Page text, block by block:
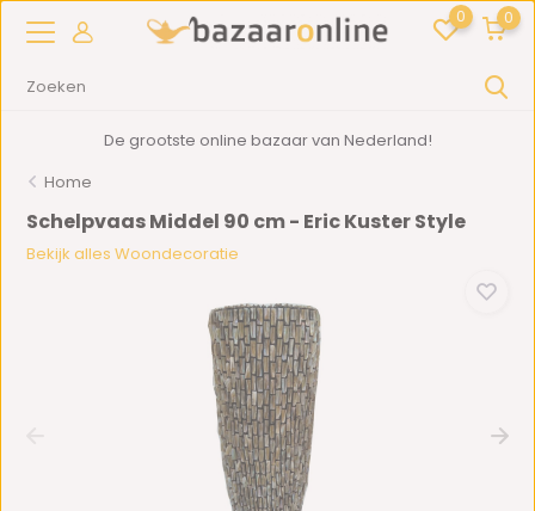
0 0
De grootste online bazaar van Nederland!
Home
Schelpvaas Middel 90 cm - Eric Kuster Style
Bekijk alles Woondecoratie